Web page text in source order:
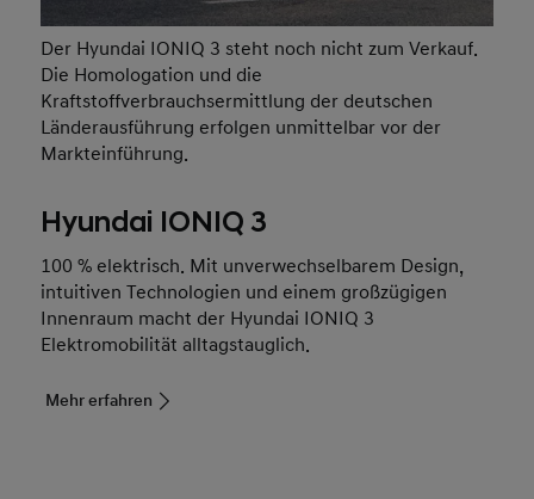
Der Hyundai IONIQ 3 steht noch nicht zum Verkauf.
Die Homologation und die
Kraftstoffverbrauchsermittlung der deutschen
Länderausführung erfolgen unmittelbar vor der
Markteinführung.
Hyundai IONIQ 3
100 % elektrisch. Mit unverwechselbarem Design,
intuitiven Technologien und einem großzügigen
Innenraum macht der Hyundai IONIQ 3
Elektromobilität alltagstauglich.
Mehr erfahren